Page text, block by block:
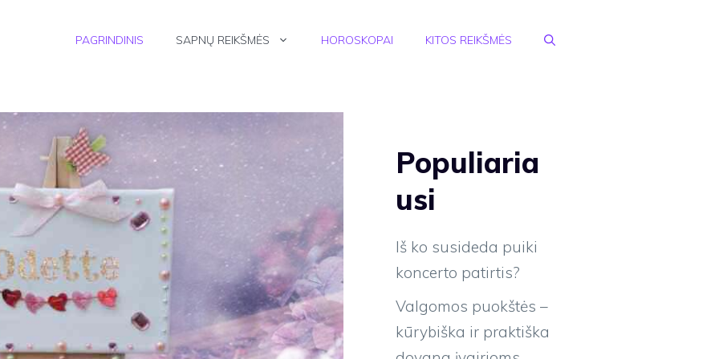
PAGRINDINIS SAPNŲ REIKŠMĖS HOROSKOPAI KITOS REIKŠMĖS
Populiaria
usi
Iš ko susideda puiki
koncerto patirtis?
Valgomos puokštės –
kūrybiška ir praktiška